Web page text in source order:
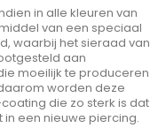
in alle kleuren van
van een speciaal
waarbij het sieraad van
aan
moeilijk te produceren
worden deze
die zo sterk is dat
een nieuwe piercing.